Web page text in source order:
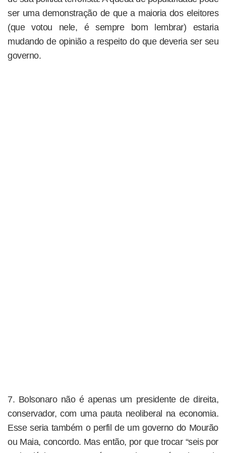
ser uma demonstração de que a maioria dos eleitores
(que votou nele, é sempre bom lembrar) estaria
mudando de opinião a respeito do que deveria ser seu
governo.
7. Bolsonaro não é apenas um presidente de direita,
conservador, com uma pauta neoliberal na economia.
Esse seria também o perfil de um governo do Mourão
ou Maia, concordo. Mas então, por que trocar “seis por